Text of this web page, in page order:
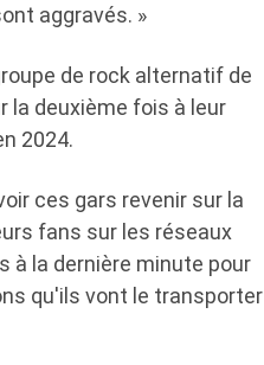
aggravés. »
de rock alternatif de
la deuxième fois à leur
2024.
ces gars revenir sur la
fans sur les réseaux
à la dernière minute pour
qu'ils vont le transporter